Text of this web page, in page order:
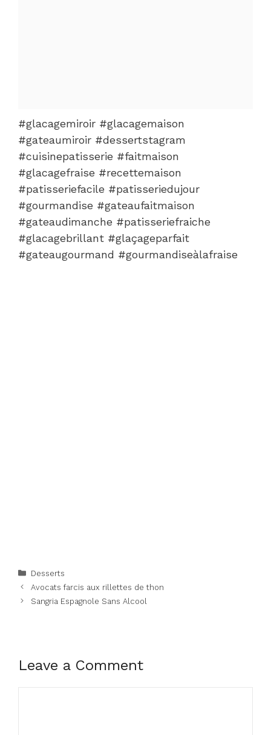
#glacagemiroir #glacagemaison
#gateaumiroir #dessertstagram
#cuisinepatisserie #faitmaison
#glacagefraise #recettemaison
#patisseriefacile #patisseriedujour
#gourmandise #gateaufaitmaison
#gateaudimanche #patisseriefraiche
#glacagebrillant #glaçageparfait
#gateaugourmand #gourmandiseàlafraise
Categories
Desserts
Avocats farcis aux rillettes de thon
Sangria Espagnole Sans Alcool
Leave a Comment